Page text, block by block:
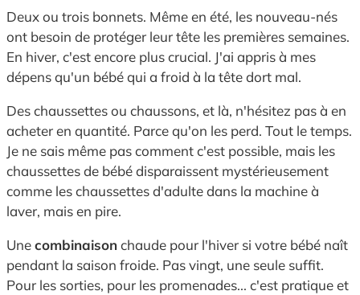
Deux ou trois bonnets. Même en été, les nouveau-nés
ont besoin de protéger leur tête les premières semaines.
En hiver, c'est encore plus crucial. J'ai appris à mes
dépens qu'un bébé qui a froid à la tête dort mal.
Des chaussettes ou chaussons, et là, n'hésitez pas à en
acheter en quantité. Parce qu'on les perd. Tout le temps.
Je ne sais même pas comment c'est possible, mais les
chaussettes de bébé disparaissent mystérieusement
comme les chaussettes d'adulte dans la machine à
laver, mais en pire.
Unecombinaisonchaude pour l'hiver si votre bébé naît
pendant la saison froide. Pas vingt, une seule suffit.
Pour les sorties, pour les promenades... c'est pratique et